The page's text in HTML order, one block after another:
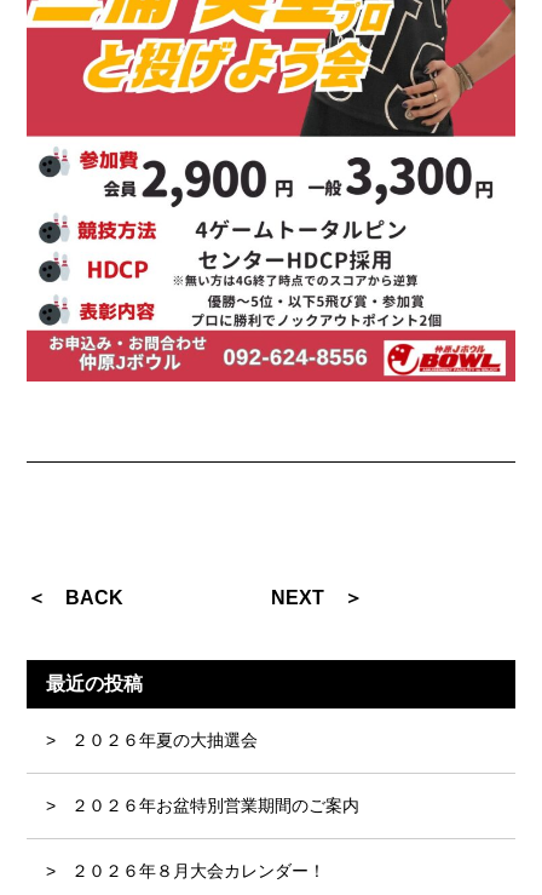
＜ BACK NEXT ＞
最近の投稿
２０２６年夏の大抽選会
２０２６年お盆特別営業期間のご案内
２０２６年８月大会カレンダー！